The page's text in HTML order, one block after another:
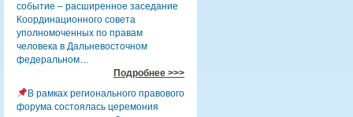
событие – расширенное заседание
Координационного совета
уполномоченных по правам
человека в Дальневосточном
федеральном…
Подробнее >>>
В рамках регионального правового
форума состоялась церемония